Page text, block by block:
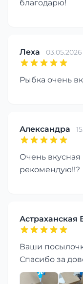
благодарю!
Леха 03.05.2026
Рыбка очень
Александра
Очень
рекомендую!!?
Астраханская
Ваши
Спасибо за